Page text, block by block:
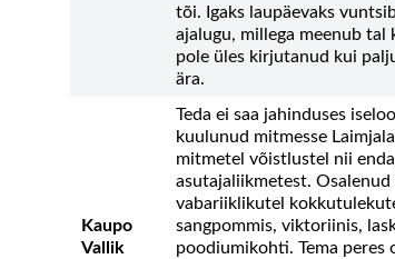
tõi. Igaks laupäevaks
ajalugu, millega meenub tal
pole üles kirjutanud kui
ära.
Kaupo
Vallik
Teda ei saa jahinduses
kuulunud mitmesse
mitmetel võistlustel nii
asutajaliikmetest.
vabariiklikutel
sangpommis, viktoriinis,
poodiumikohti. Tema